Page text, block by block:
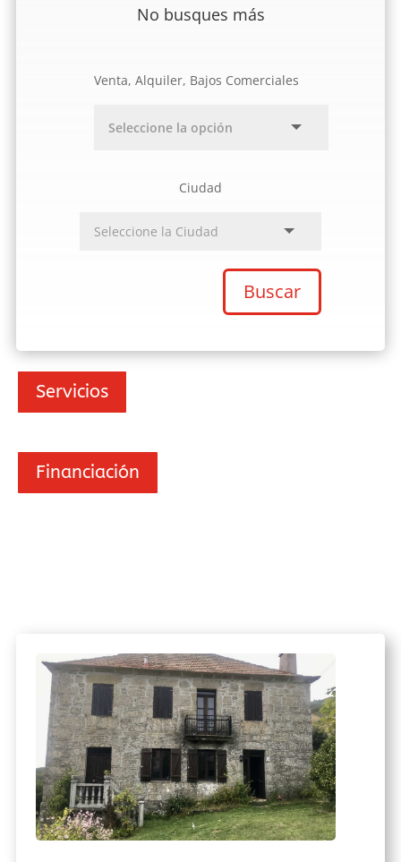
No busques más
Venta, Alquiler, Bajos Comerciales
Ciudad
Buscar
Servicios
Financiación